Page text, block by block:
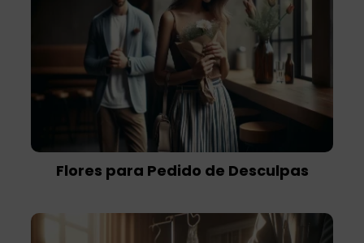
Flores para Pedido de Desculpas